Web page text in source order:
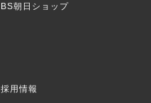
BS朝日ショップ
採用情報